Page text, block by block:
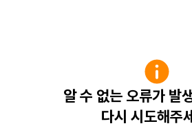
알 수 없는 오류가 발
다시 시도해주